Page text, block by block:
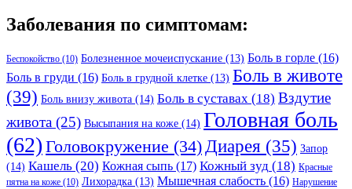
Заболевания по симптомам:
Беспокойство (10) Болезненное мочеиспускание (13) Боль в горле (16)
Боль в груди (16) Боль в грудной клетке (13) Боль в животе
(39) Боль внизу живота (14) Боль в суставах (18) Вздутие
живота (25) Высыпания на коже (14) Головная боль
(62) Головокружение (34)Диарея (35) Запор
(14) Кашель (20) Кожная сыпь (17) Кожный зуд (18) Красные
пятна на коже (10) Лихорадка (13) Мышечная слабость (16) Нарушение